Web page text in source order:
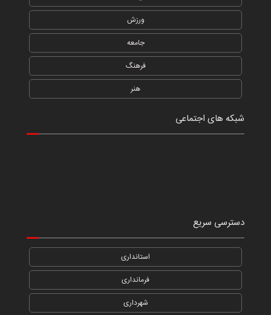
ورزش
جامعه
فرهنگ
هنر
شبکه های اجتماعی
دسترسی سریع
استانداری
فرمانداری
شهرداری